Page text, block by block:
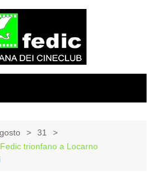
31
trionfano a Locarno